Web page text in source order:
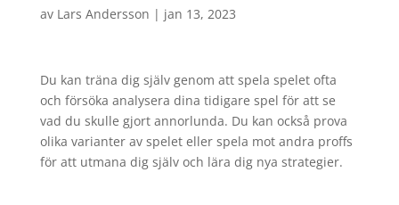
av Lars Andersson | jan 13, 2023
Du kan träna dig själv genom att spela spelet ofta
och försöka analysera dina tidigare spel för att se
vad du skulle gjort annorlunda. Du kan också prova
olika varianter av spelet eller spela mot andra proffs
för att utmana dig själv och lära dig nya strategier.